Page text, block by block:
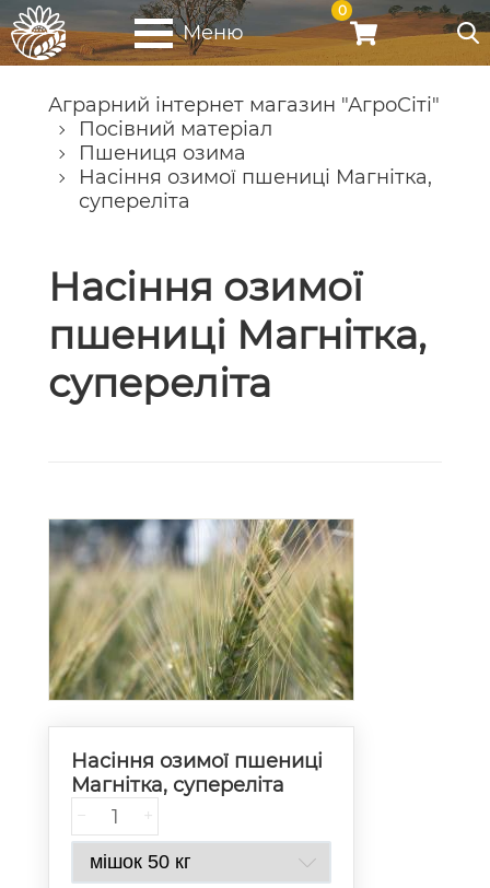
Меню
0
Аграрний інтернет магазин "АгроСіті"
Посівний матеріал
Пшениця озима
Насіння озимої пшениці Магнітка,
супереліта
Насіння озимої
пшениці Магнітка,
супереліта
Насіння озимої пшениці
Магнітка, супереліта
− +